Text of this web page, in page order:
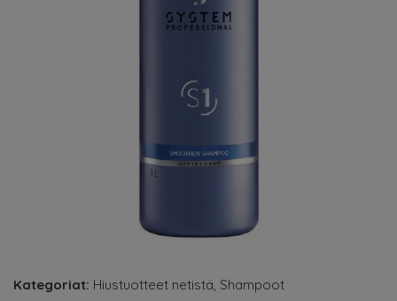
Kategoriat: Hiustuotteet netistä, Shampoot